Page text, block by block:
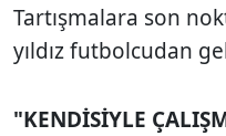
Tartışmalara son
yıldız futbolcudan
"KENDİSİYLE